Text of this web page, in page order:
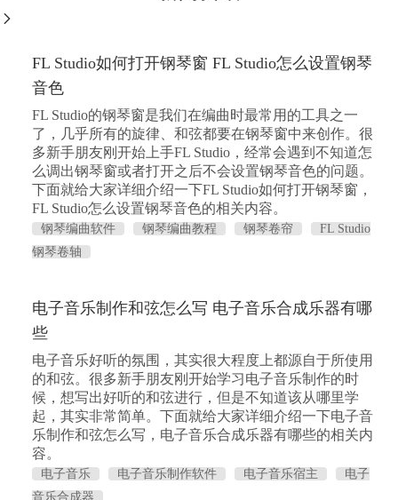
FL Studio如何打开钢琴窗 FL Studio怎么设置钢琴
音色
FL Studio的钢琴窗是我们在编曲时最常用的工具之一
了，几乎所有的旋律、和弦都要在钢琴窗中来创作。很
多新手朋友刚开始上手FL Studio，经常会遇到不知道怎
么调出钢琴窗或者打开之后不会设置钢琴音色的问题。
下面就给大家详细介绍一下FL Studio如何打开钢琴窗，
FL Studio怎么设置钢琴音色的相关内容。
钢琴编曲软件 钢琴编曲教程 钢琴卷帘
FL Studio
钢琴卷轴
电子音乐制作和弦怎么写 电子音乐合成乐器有哪
些
电子音乐好听的氛围，其实很大程度上都源自于所使用
的和弦。很多新手朋友刚开始学习电子音乐制作的时
候，想写出好听的和弦进行，但是不知道该从哪里学
起，其实非常简单。下面就给大家详细介绍一下电子音
乐制作和弦怎么写，电子音乐合成乐器有哪些的相关内
容。
电子音乐 电子音乐制作软件 电子音乐宿主
电子
音乐合成器